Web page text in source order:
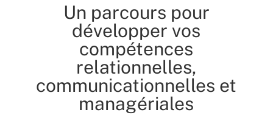
Un parcours pour
développer vos
compétences
relationnelles,
communicationnelles et
managériales